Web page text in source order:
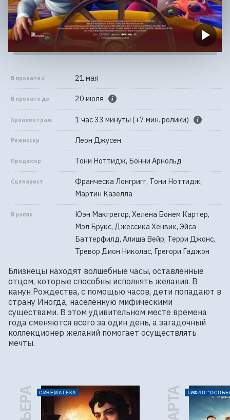
В прокате с 21 мая
В прокате до 20 июля
Хронометраж 1 час 33 минуты (+7 мин. ролики)
Режиссер Леон Джусен
Продюсер Тони Ноттидж, Бонни Арнольд
Сценарист
Франческа Лонгригг, Тони Ноттидж,
Мартин Казелла
В ролях
Юэн Макгрегор, Хелена Бонем Картер,
Мэл Брукс, Джессика Хенвик, Эйса
Баттерфилд, Алиша Вейр, Терри Джонс,
Тревор Дион Николас, Грегори Гаджон
Близнецы находят волшебные часы, оставленные
отцом, которые способны исполнять желания. В
канун Рождества, с помощью часов, дети попадают в
страну Иногда, населённую мифическими
существами. В этом удивительном месте времена
года сменяются всего за один день, а загадочный
коллекционер желаний помогает осуществлять
мечты.
СИНЕМАТЕКА ТИФЛО